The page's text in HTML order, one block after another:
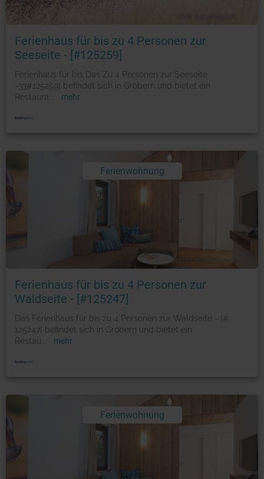
Ferienhaus für bis zu 4 Personen zur
Seeseite - [#125259]
Ferienhaus für bis Das Zu 4 Personen zur Seeseite
-33#125259] befindet sich in Gröbern und bietet ein
Restaura
mehr
Ferienwohnung
Foto: © booking.com
Ferienhaus für bis zu 4 Personen zur
Waldseite - [#125247]
Das Ferienhaus für bis zu 4 Personen zur Waldseite - [#
125247] befindet sich in Gröbern und bietet ein
Restau
mehr
Ferienwohnung